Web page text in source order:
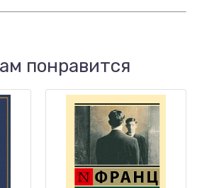
понравится